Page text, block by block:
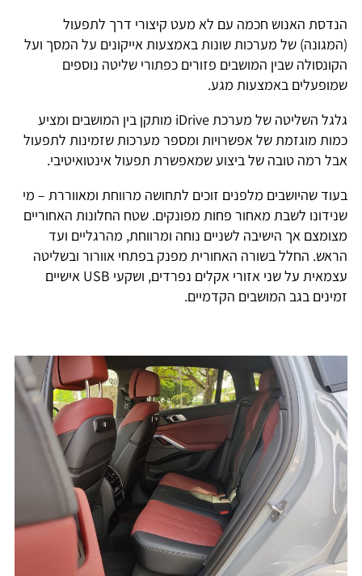
הנדסת האנוש חכמה עם לא מעט קיצורי דרך לתפעול
(המגונה) של מערכות שונות באמצעות אייקונים על המסך ועל
הקונסולה שבין המושבים פזורים כפתורי שליטה נוספים
שמופעלים באמצעות מגע.
גלגל השליטה של מערכת iDrive מותקן בין המושבים ומציע
כמות מוגזמת של אפשרויות ומספר מערכות שזמינות לתפעול
אבל רמה טובה של ביצוע שמאפשרת תפעול אינטואיטיבי.
בעוד שהיושבים מלפנים זוכים לתחושה מרווחת ומאווררת – מי
שנידונו לשבת מאחור פחות מפונקים. שטח החלונות האחוריים
מצומצם אך הישיבה לשניים נוחה ומרווחת, מהרגליים ועד
הראש. החלל בשורה האחורית מפנק בפתחי אוורור ובשליטה
עצמאית על שני אזורי אקלים נפרדים, ושקעי USB אישיים
זמינים בגב המושבים הקדמיים.